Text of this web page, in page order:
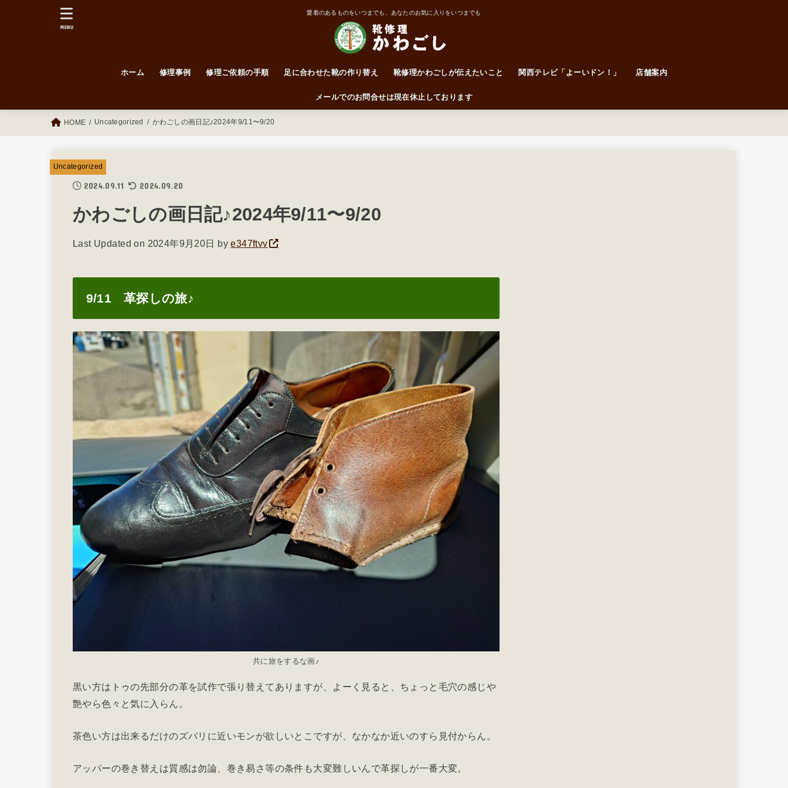
愛着のあるものをいつまでも、あなたのお気に入りをいつまでも
ホーム 修理事例 修理ご依頼の手順 足に合わせた靴の作り替え 靴修理かわごしが伝えたいこと
靴はかかとで履くもの
ワイズって何なん？
前に突っ込んだらアカン！
サイズ・ワイズ表
関西テレビ「よーいドン！」 店舗案内
メールでのお問合せは現在休止しております
MENU
HOME Uncategorized かわごしの画日記♪2024年9/11〜9/20
Uncategorized
2024.09.11 2024.09.20
かわごしの画日記♪2024年9/11〜9/20
Last Updated on 2024年9月20日 bye347ftvv
9/11 革探しの旅♪
共に旅をするな画♪
黒い方はトゥの先部分の革を試作で張り替えてありますが、よーく見ると、ちょっと毛穴の感じや
艶やら色々と気に入らん。
茶色い方は出来るだけのズバリに近いモンが欲しいとこですが、なかなか近いのすら見付からん。
アッパーの巻き替えは質感は勿論、巻き易さ等の条件も大変難しいんで革探しが一番大変。